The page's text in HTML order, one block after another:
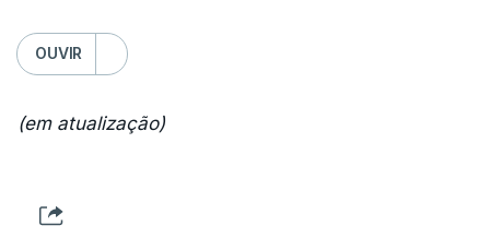
OUVIR
(em atualização)